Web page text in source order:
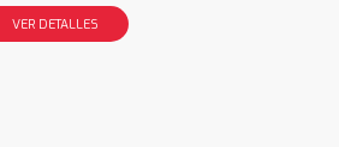
VER DETALLES